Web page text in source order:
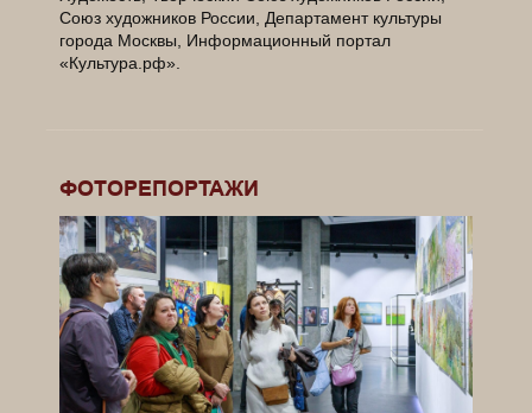
Союз художников России, Департамент культуры
города Москвы, Информационный портал
«Культура.рф».
____________
ФОТОРЕПОРТАЖИ